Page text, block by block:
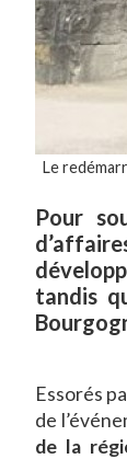
Le
Pour
tandis
Essorés
de
de la